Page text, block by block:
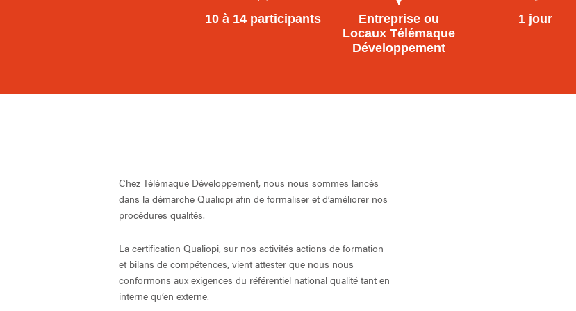
10 à 14 participants
Entreprise ou
Locaux Télémaque
Développement
1 jour
Chez Télémaque Développement, nous nous sommes lancés
dans la démarche Qualiopi afin de formaliser et d’améliorer nos
procédures qualités.
La certification Qualiopi, sur nos activités actions de formation
et bilans de compétences, vient attester que nous nous
conformons aux exigences du référentiel national qualité tant en
interne qu’en externe.